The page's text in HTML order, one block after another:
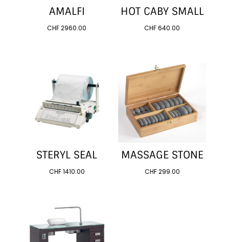
AMALFI
CHF2960.00
HOT CABY SMALL
CHF640.00
STERYL SEAL
CHF1410.00
MASSAGE STONE
CHF299.00